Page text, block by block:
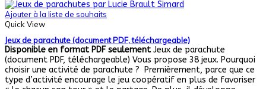
Ajouter à la liste de souhaits
Quick View
Jeux de parachute (document PDF, téléchargeable)
Disponible en format PDF seulementJeux de parachute
(document PDF, téléchargeable) Vous propose 38 jeux. Pourquoi
choisir une activité de parachute ? Premièrement, parce que ce
type d’activité encourage le jeu coopératif en plus de favoriser